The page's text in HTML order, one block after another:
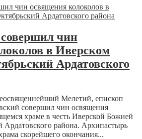
чин
в Иверском
Ардатовского
Мелетий, епископ
совершил чин освящения
храме в честь Иверской Божией
района. Архипастырь
скорейшего окончания...